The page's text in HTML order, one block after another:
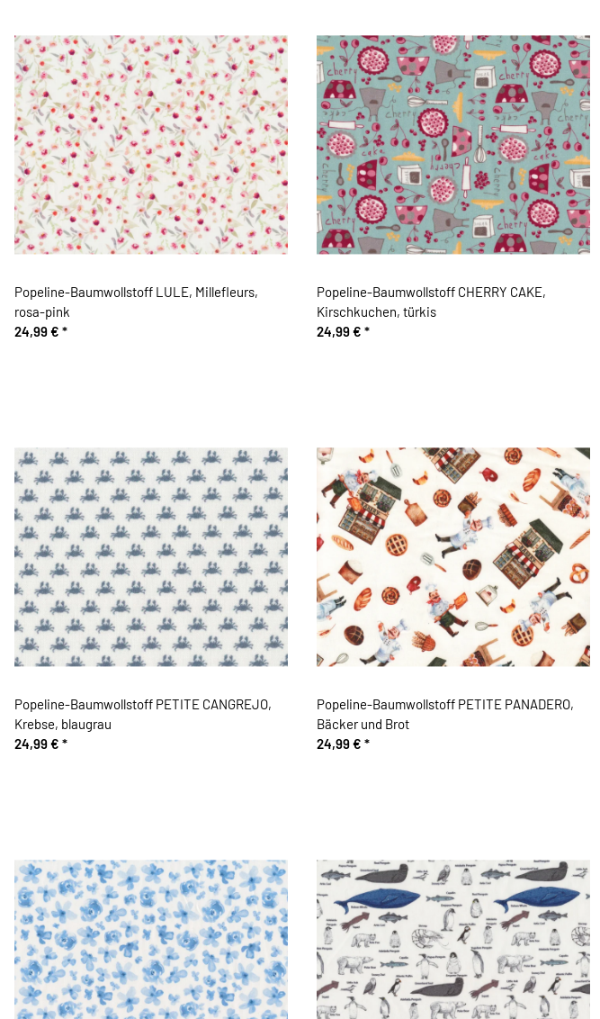
Popeline-Baumwollstoff LULE, Millefleurs,
rosa-pink
24,99 € *
Popeline-Baumwollstoff CHERRY CAKE,
Kirschkuchen, türkis
24,99 € *
Popeline-Baumwollstoff PETITE CANGREJO,
Krebse, blaugrau
24,99 € *
Popeline-Baumwollstoff PETITE PANADERO,
Bäcker und Brot
24,99 € *